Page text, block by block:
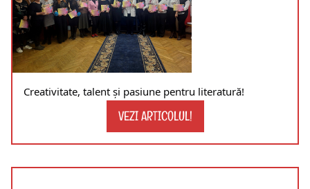
Creativitate, talent și pasiune pentru literatură!
VEZI ARTICOLUL!